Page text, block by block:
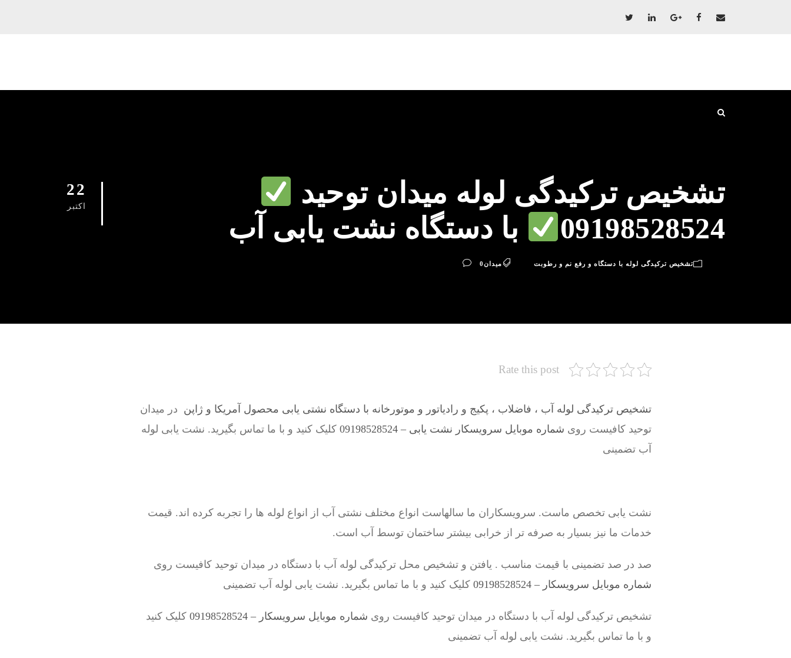
22
اکتبر
تشخیص ترکیدگی لوله میدان توحید
09198528524
با دستگاه نشت یابی آب
تشخیص ترکیدگی لوله با دستگاه و رفع نم و رطوبت میدان0
Rate this post
تشخیص ترکیدگی لوله آب ، فاضلاب ، پکیج و رادیاتور و موتورخانه با دستگاه نشتی یابی محصول آمریکا و ژاپن در میدان
توحید کافیست روی شماره موبایل سرویسکار نشت یابی – 09198528524
کلیک کنید و با ما تماس بگیرید. نشت یابی لوله
آب تضمینی
نشت یابی تخصص ماست. سرویسکاران ما سالهاست انواع مختلف نشتی آب از انواع لوله ها را تجربه کرده اند. قیمت
خدمات ما نیز بسیار به صرفه تر از خرابی بیشتر ساختمان توسط آب است.
صد در صد تضمینی با قیمت مناسب . یافتن و تشخیص محل ترکیدگی لوله آب با دستگاه در میدان توحید کافیست روی
شماره موبایل سرویسکار – 09198528524
کلیک کنید و با ما تماس بگیرید. نشت یابی لوله آب تضمینی
تشخیص ترکیدگی لوله آب با دستگاه در میدان توحید کافیست روی شماره موبایل سرویسکار – 09198528524
کلیک کنید
و با ما تماس بگیرید. نشت یابی لوله آب تضمینی